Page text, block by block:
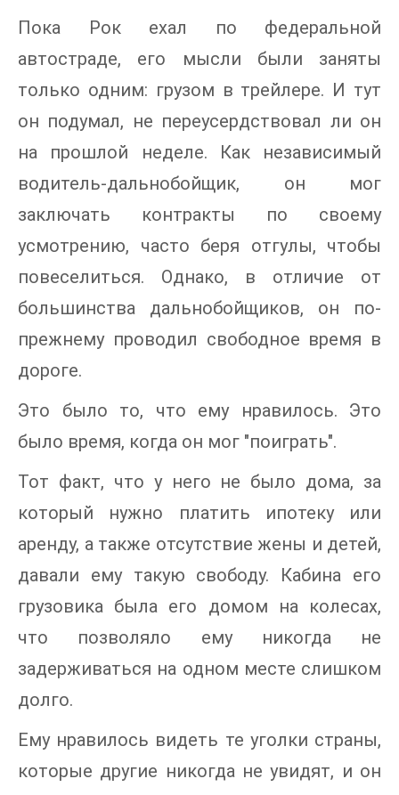
Пока Рок ехал по федеральной
автостраде, его мысли были заняты
только одним: грузом в трейлере. И тут
он подумал, не переусердствовал ли он
на прошлой неделе. Как независимый
водитель-дальнобойщик, он мог
заключать контракты по своему
усмотрению, часто беря отгулы, чтобы
повеселиться. Однако, в отличие от
большинства дальнобойщиков, он по-
прежнему проводил свободное время в
дороге.
Это было то, что ему нравилось. Это
было время, когда он мог "поиграть".
Тот факт, что у него не было дома, за
который нужно платить ипотеку или
аренду, а также отсутствие жены и детей,
давали ему такую свободу. Кабина его
грузовика была его домом на колесах,
что позволяло ему никогда не
задерживаться на одном месте слишком
долго.
Ему нравилось видеть те уголки страны,
которые другие никогда не увидят, и он